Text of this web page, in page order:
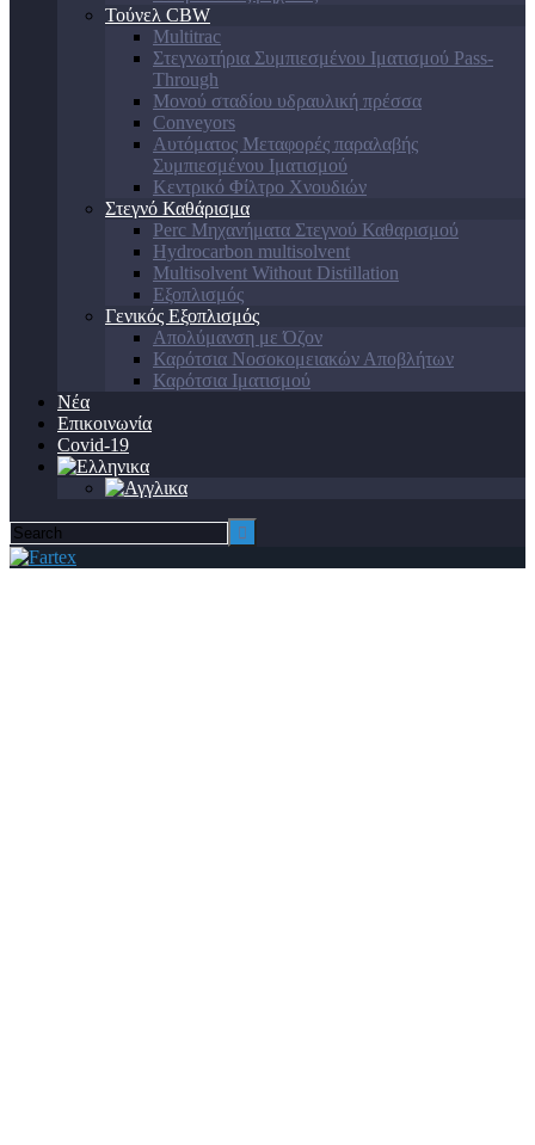
Τούνελ CBW
Multitrac
Στεγνωτήρια Συμπιεσμένου Ιματισμού Pass-
Through
Μονού σταδίου υδραυλική πρέσσα
Conveyors
Αυτόματος Μεταφορές παραλαβής
Συμπιεσμένου Ιματισμού
Κεντρικό Φίλτρο Χνουδιών
Στεγνό Καθάρισμα
Perc Μηχανήματα Στεγνού Καθαρισμού
Hydrocarbon multisolvent
Multisolvent Without Distillation
Εξοπλισμός
Γενικός Εξοπλισμός
Απολύμανση με Όζον
Καρότσια Νοσοκομειακών Αποβλήτων
Καρότσια Ιματισμού
Νέα
Επικοινωνία
Covid-19